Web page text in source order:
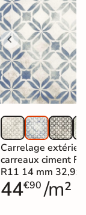
Carrelage
carreaux ciment
R11 14 mm
44€90 /m²